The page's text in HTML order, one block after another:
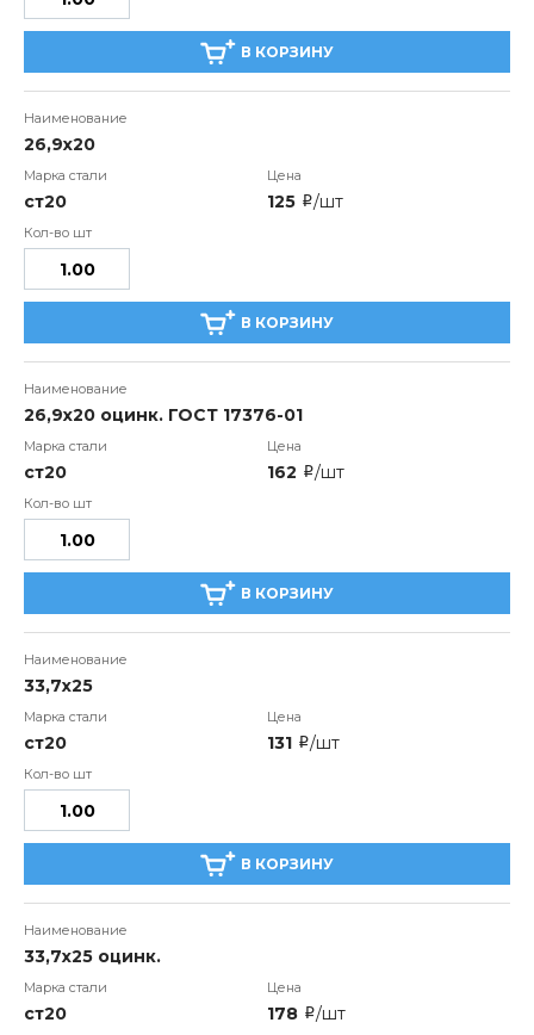
В КОРЗИНУ
26,9x20
ст20 125 i/шт
В КОРЗИНУ
26,9x20 оцинк. ГОСТ 17376-01
ст20 162 i/шт
В КОРЗИНУ
33,7x25
ст20 131 i/шт
В КОРЗИНУ
33,7x25 оцинк.
ст20 178 i/шт